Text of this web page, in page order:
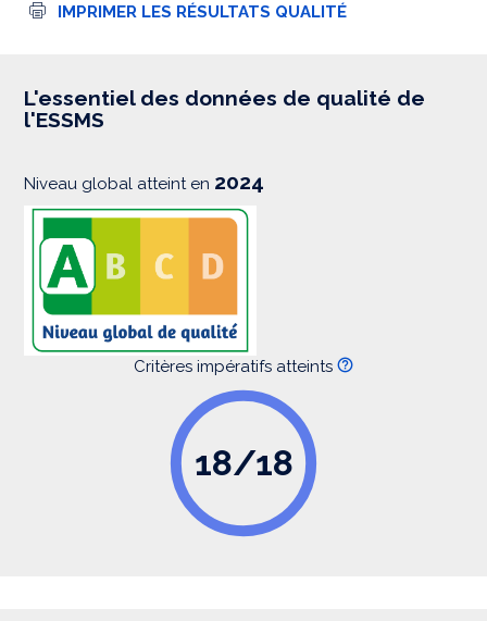
I
s
i
IMPRIMER LES RÉSULTATS QUALITÉ
L'essentiel des données de qualité de
l'ESSMS
Niveau global atteint en 2024
Critères impératifs atteints
18/18